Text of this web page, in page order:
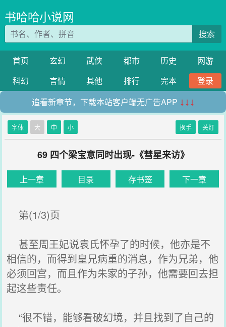
书哈哈小说网
搜索
首页 玄幻 武侠 都市 历史
网游
科幻
言情 其他 排行 完本
登录
追看新章节，下载本站客户端无广告APP ↓↓↓
字体 大 中 小 换手 关灯
69 四个梁宝意同时出现-《彗星来访》
上一章 目录 存书签 下一章
第(1/3)页
甚至周王妃说袁氏怀孕了的时候，他亦是不
相信的，而得到皇兄病重的消息，作为兄弟，他
必须回宫，而且作为朱家的子孙，他需要回去担
起这些责任。
“很不错，能够看破幻境，并且找到了自己的